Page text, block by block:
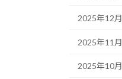
2025年12月
2025年11月
2025年10月